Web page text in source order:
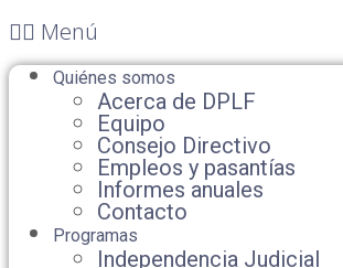
Menú
Quiénes somos
Acerca de DPLF
Equipo
Consejo Directivo
Empleos y pasantías
Informes anuales
Contacto
Programas
Independencia Judicial